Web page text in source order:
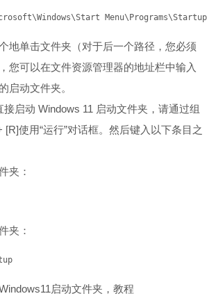
Menu\Programs\Startup
地单击文件夹（对于后一个路径，您必须
您可以在文件资源管理器的地址栏中输入
启动文件夹。
启动 Windows 11 启动文件夹，请通过组
[R]使用“运行”对话框。然后键入以下条目之
夹：
夹：
启动文件夹，教程